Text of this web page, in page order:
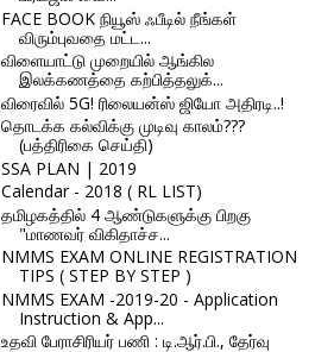
FACE BOOK நியூஸ் ஃபீடில் நீங்கள்
விரும்புவதை மட்ட...
விளையாட்டு முறையில் ஆங்கில
இலக்கணத்தை கற்பித்தலுக்...
விரைவில் 5G! ரிலையன்ஸ் ஜியோ அதிரடி..!
தொடக்க கல்விக்கு முடிவு காலம்???
(பத்திரிகை செய்தி)
SSA PLAN | 2019
Calendar - 2018 ( RL LIST)
தமிழகத்தில் 4 ஆண்டுகளுக்கு பிறகு
"மாணவர் விகிதாச்ச...
NMMS EXAM ONLINE REGISTRATION
TIPS ( STEP BY STEP )
NMMS EXAM -2019-20 - Application
Instruction & App...
உதவி பேராசிரியர் பணி : டி.ஆர்.பி., தேர்வு